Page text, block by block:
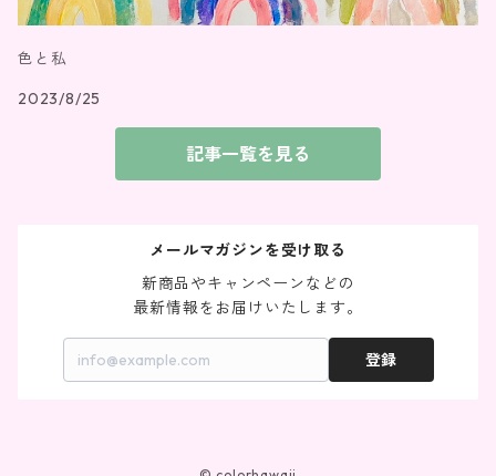
色と私
2023/8/25
記事一覧を見る
メールマガジンを受け取る
新商品やキャンペーンなどの
最新情報をお届けいたします。
登録